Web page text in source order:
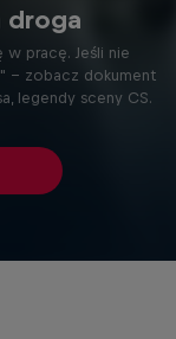
droga
w pracę. Jeśli nie
- zobacz dokument
legendy sceny CS.